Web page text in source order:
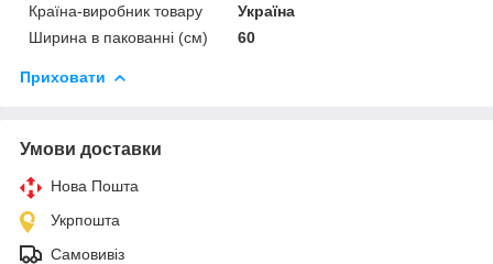
Країна-виробник товару
Україна
Ширина в пакованні (см)
60
Приховати
Умови доставки
Нова Пошта
Укрпошта
Самовивіз